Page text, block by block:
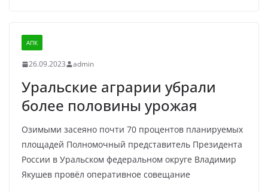
АПК
26.09.2023 admin
Уральские аграрии убрали
более половины урожая
Озимыми засеяно почти 70 процентов планируемых
площадей Полномочный представитель Президента
России в Уральском федеральном округе Владимир
Якушев провёл оперативное совещание